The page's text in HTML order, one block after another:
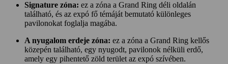
Signature zóna: ez a zóna a Grand Ring déli oldalán
található, és az expó fő témáját bemutató különleges
pavilonokat foglalja magába.
A nyugalom erdeje zóna: ez a zóna a Grand Ring kellős
közepén található, egy nyugodt, pavilonok nélküli erdő,
amely egy pihentető zöld terület az expó szívében.